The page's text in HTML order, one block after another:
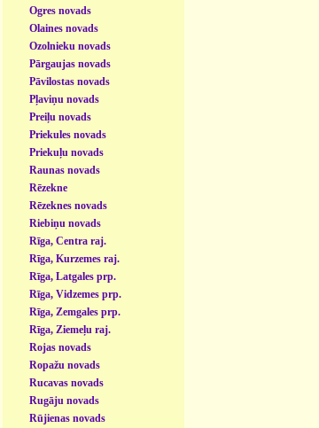
Ogres novads
Olaines novads
Ozolnieku novads
Pārgaujas novads
Pāvilostas novads
Pļaviņu novads
Preiļu novads
Priekules novads
Priekuļu novads
Raunas novads
Rēzekne
Rēzeknes novads
Riebiņu novads
Rīga, Centra raj.
Rīga, Kurzemes raj.
Rīga, Latgales prp.
Rīga, Vidzemes prp.
Rīga, Zemgales prp.
Rīga, Ziemeļu raj.
Rojas novads
Ropažu novads
Rucavas novads
Rugāju novads
Rūjienas novads